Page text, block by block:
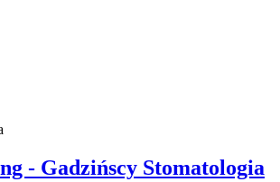
- Gadzińscy Stomatologia